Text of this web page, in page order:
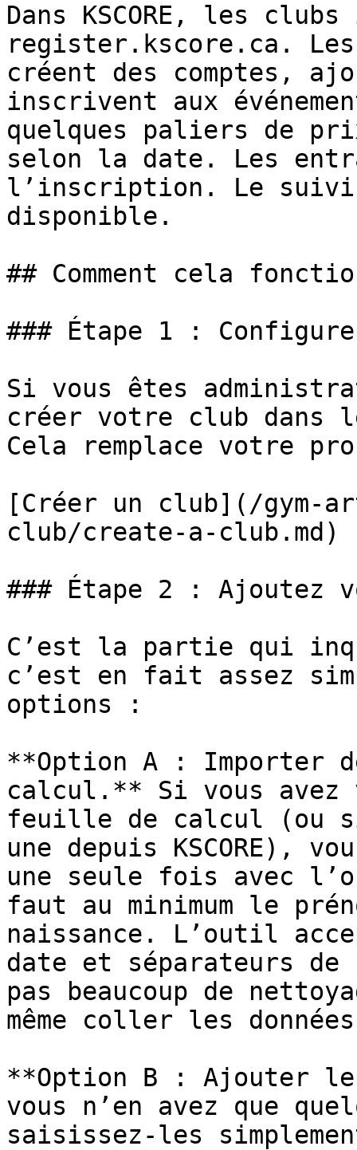
Dans KSCORE, les
register.kscore.ca.
créent des comptes,
inscrivent aux
quelques paliers de
selon la date. Les
l’inscription. Le suivi
disponible.
## Comment cela
### Étape 1 :
Si vous êtes
créer votre club dans
Cela remplace votre
[Créer un club](/gym-
club/create-a-club.md)
### Étape 2 : Ajoutez
C’est la partie qui
c’est en fait assez
options :
**Option A : Importer
calcul.** Si vous avez
feuille de calcul (ou si
une depuis KSCORE),
une seule fois avec
faut au minimum le
naissance. L’outil
date et séparateurs de
pas beaucoup de
même coller les
**Option B : Ajouter
vous n’en avez que
saisissez-les